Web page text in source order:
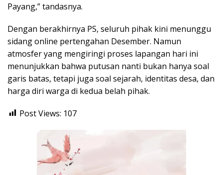
Payang,” tandasnya.
Dengan berakhirnya PS, seluruh pihak kini menunggu
sidang online pertengahan Desember. Namun
atmosfer yang mengiringi proses lapangan hari ini
menunjukkan bahwa putusan nanti bukan hanya soal
garis batas, tetapi juga soal sejarah, identitas desa, dan
harga diri warga di kedua belah pihak.
Post Views: 107